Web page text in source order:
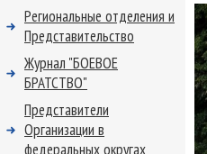
Региональные отделения и
Представительство
Журнал "БОЕВОЕ
БРАТСТВО"
Представители
Организации в
федеральных округах